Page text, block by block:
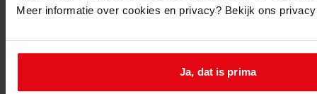
Meer informatie over cookies en privacy? Bekijk ons
Ja, dat is prima